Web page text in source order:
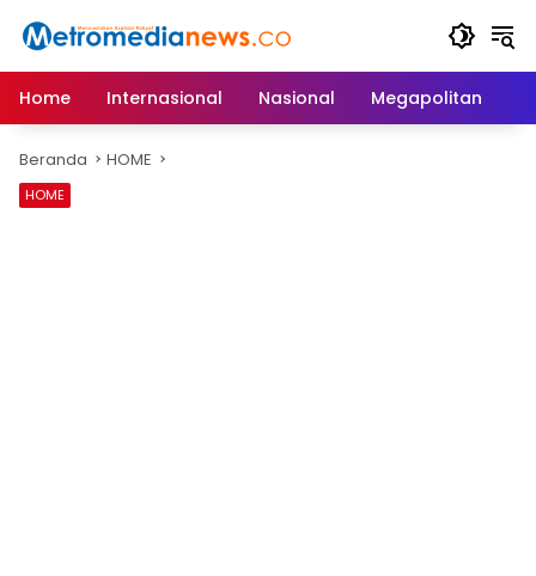
Home
Internasional Nasional Megapolitan
Beranda HOME
HOME